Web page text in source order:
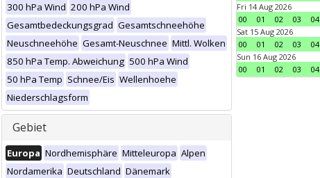
300 hPa Wind 200 hPa Wind
Gesamtbedeckungsgrad Gesamtschneehöhe
Neuschneehöhe Gesamt-Neuschnee Mittl. Wolken
850 hPa Temp. Abweichung 500 hPa Wind
50 hPa Temp Schnee/Eis Wellenhoehe
Niederschlagsform
Gebiet
Europa Nordhemisphäre Mitteleuropa Alpen
Nordamerika Deutschland Dänemark
Fri 14 Aug 2026
00
01 02 03 04
Sat 15 Aug 2026
00
01 02 03 04
Sun 16 Aug 2026
00
01 02 03 04